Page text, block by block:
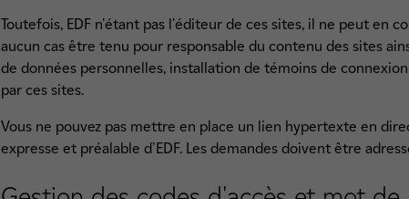
Toutefois, EDF n'étant pas l'éditeur de ces sites, il ne peut en
aucun cas être tenu pour responsable du contenu des sites
de données personnelles, installation de témoins de
par ces sites.
Vous ne pouvez pas mettre en place un lien hypertexte en
expresse et préalable d'EDF. Les demandes doivent être